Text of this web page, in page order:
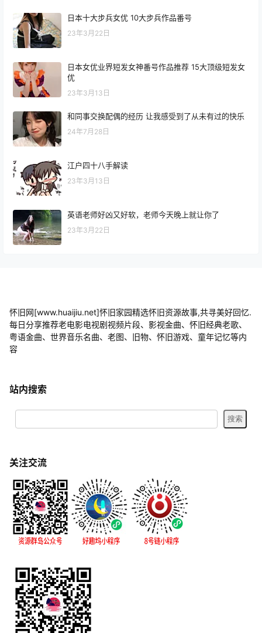
日本十大步兵女优 10大步兵作品番号
23年3月22日
日本女优业界短发女神番号作品推荐 15大顶级短发女
优
23年3月13日
和同事交换配偶的经历 让我感受到了从未有过的快乐
24年7月28日
江户四十八手解读
23年3月13日
英语老师好凶又好软，老师今天晚上就让你了
23年3月22日
怀旧网[www.huaijiu.net]怀旧家园精选怀旧资源故事,共寻美好回忆.
每日分享推荐老电影电视剧视频片段、影视金曲、怀旧经典老歌、
粤语金曲、世界音乐名曲、老图、旧物、怀旧游戏、童年记忆等内
容
站内搜索
关注交流